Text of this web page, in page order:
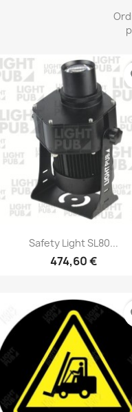
Safety Light SL80...
474,60 €
Anteprima